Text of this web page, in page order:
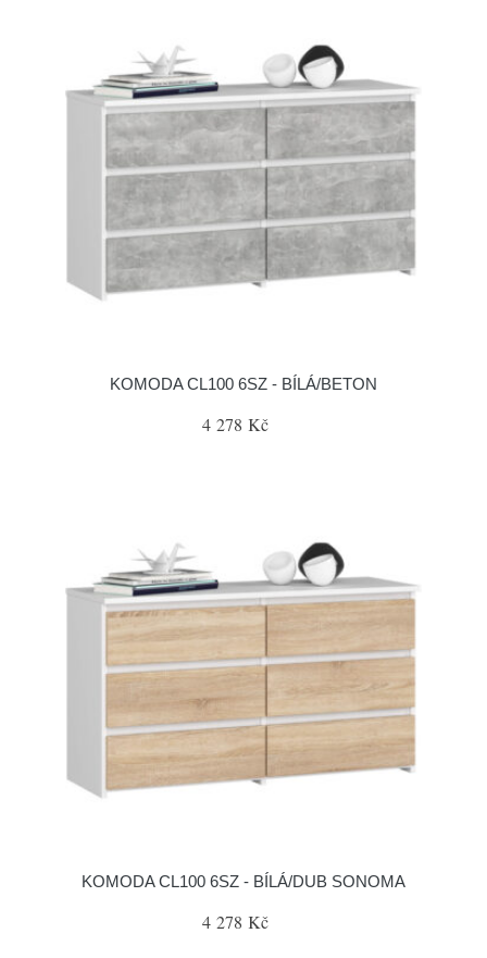
KOMODA CL100 6SZ - BÍLÁ/BETON
4 278 Kč
KOMODA CL100 6SZ - BÍLÁ/DUB SONOMA
4 278 Kč